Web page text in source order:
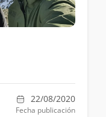
22/08/2020
Fecha publicación